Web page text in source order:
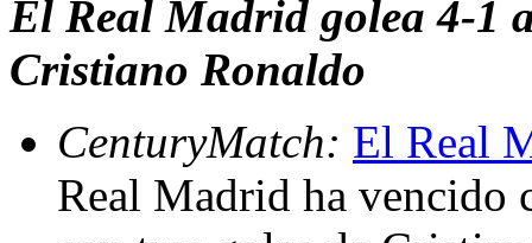
El Real Madrid golea 4-1
Cristiano Ronaldo
CenturyMatch: El Real
Real Madrid ha